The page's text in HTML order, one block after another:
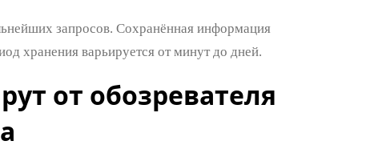
запросов. Сохранённая информация
хранения варьируется от минут до дней.
от обозревателя